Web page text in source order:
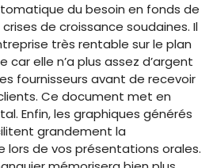
du besoin en fonds de
de croissance soudaines. Il
très rentable sur le plan
elle n’a plus assez d’argent
fournisseurs avant de recevoir
Ce document met en
Enfin, les graphiques générés
grandement la
lors de vos présentations orales.